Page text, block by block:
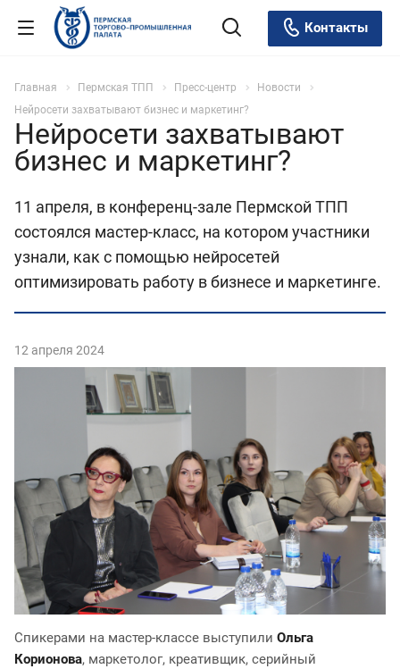
Контакты
Главная Пермская ТПП Пресс-центр
Новости
Нейросети захватывают бизнес и маркетинг?
Нейросети захватывают
бизнес и маркетинг?
11 апреля, в конференц-зале Пермской ТПП
состоялся мастер-класс, на котором участники
узнали, как с помощью нейросетей
оптимизировать работу в бизнесе и маркетинге.
12 апреля 2024
Спикерами на мастер-классе выступили Ольга
Корионова, маркетолог, креативщик, серийный